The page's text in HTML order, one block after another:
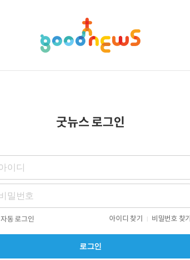
굿뉴스 로그인
자동 로그인 아이디 찾기 비밀번호 찾기
로그인